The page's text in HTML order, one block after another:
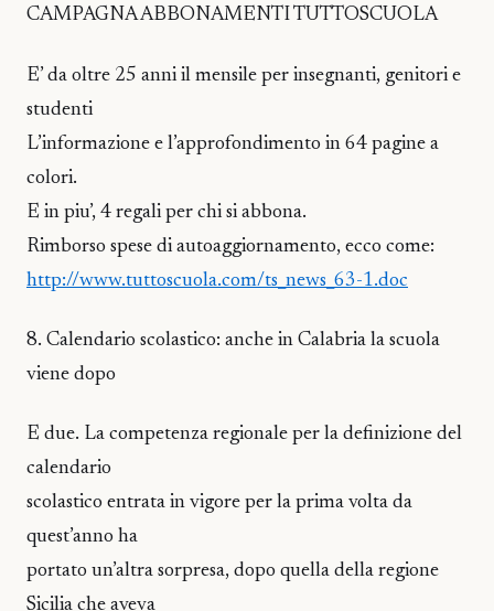
CAMPAGNA ABBONAMENTI TUTTOSCUOLA
E’ da oltre 25 anni il mensile per insegnanti, genitori e
studenti
L’informazione e l’approfondimento in 64 pagine a
colori.
E in piu’, 4 regali per chi si abbona.
Rimborso spese di autoaggiornamento, ecco come:
http://www.tuttoscuola.com/ts_news_63-1.doc
8. Calendario scolastico: anche in Calabria la scuola
viene dopo
E due. La competenza regionale per la definizione del
calendario
scolastico entrata in vigore per la prima volta da
quest’anno ha
portato un’altra sorpresa, dopo quella della regione
Sicilia che aveva